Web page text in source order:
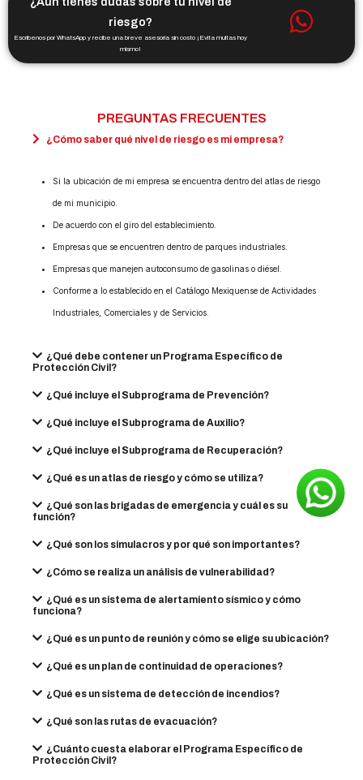
riesgo?
Escríbenos por WhatsApp y recibe una breve asesoría sin costo ¡Evita multas hoy
mismo!
PREGUNTAS FRECUENTES
¿Cómo saber qué nivel de riesgo es mi empresa?
Si la ubicación de mi empresa se encuentra dentro del atlas de riesgo
de mi municipio.
De acuerdo con el giro del establecimiento.
Empresas que se encuentren dentro de parques industriales.
Empresas que manejen autoconsumo de gasolinas o diésel.
Conforme a lo establecido en el Catálogo Mexiquense de Actividades
Industriales, Comerciales y de Servicios.
¿Qué debe contener un Programa Específico de
Protección Civil?
¿Qué incluye el Subprograma de Prevención?
¿Qué incluye el Subprograma de Auxilio?
¿Qué incluye el Subprograma de Recuperación?
¿Qué es un atlas de riesgo y cómo se utiliza?
¿Qué son las brigadas de emergencia y cuál es su
función?
¿Qué son los simulacros y por qué son importantes?
¿Cómo se realiza un análisis de vulnerabilidad?
¿Qué es un sistema de alertamiento sísmico y cómo
funciona?
¿Qué es un punto de reunión y cómo se elige su ubicación?
¿Qué es un plan de continuidad de operaciones?
¿Qué es un sistema de detección de incendios?
¿Qué son las rutas de evacuación?
¿Cuánto cuesta elaborar el Programa Específico de
Protección Civil?